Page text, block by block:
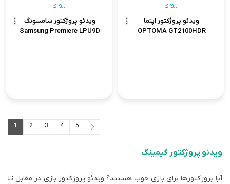
ویدئو پروژکتور اپتما
OPTOMA GT2100HDR
بزودی
ویدئو پروژکتور سامسونگ
Samsung Premiere LPU9D
بزودی
1 2 3 4
5
ویدئو پروژکتور گیمینگ
آیا پروژکتورها برای بازی خوب هستند؟ ویدئو پروژکتور بازی در مقابل تل